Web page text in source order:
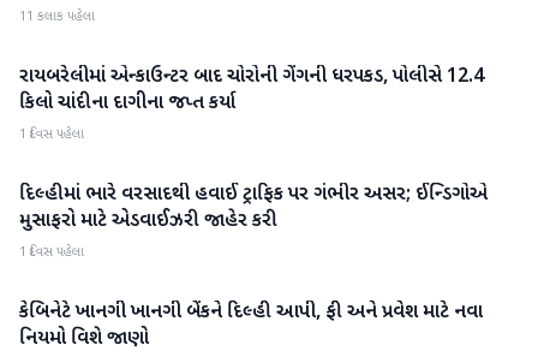
11 કલાક પહેલા
રાષ્ટ્રીય
રાયબરેલીમાં એન્કાઉન્ટર બાદ ચોરોની ગેંગની ધરપકડ, પોલીસે 12.4
કિલો ચાંદીના દાગીના જપ્ત કર્યા
1 દિવસ પહેલા
રાષ્ટ્રીય
દિલ્હીમાં ભારે વરસાદથી હવાઈ ટ્રાફિક પર ગંભીર અસર; ઈન્ડિગોએ
મુસાફરો માટે એડવાઈઝરી જાહેર કરી
1 દિવસ પહેલા
રાષ્ટ્રીય
કેબિનેટે ખાનગી ખાનગી બેંકને દિલ્હી આપી, ફી અને પ્રવેશ માટે નવા
નિયમો વિશે જાણો